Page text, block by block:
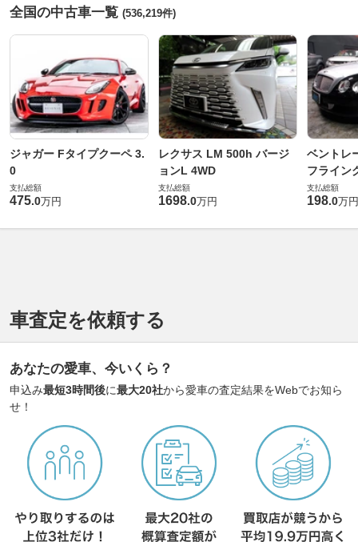
全国の中古車一覧 (536,219件)
ジャガー Fタイプクーペ 3.
0
支払総額
475.0万円
レクサス LM 500h バージ
ョンL 4WD
支払総額
1698.0万円
ベントレ
フライン
支払総額
198.0万円
車査定を依頼する
あなたの愛車、今いくら？
申込み最短3時間後に最大20社から愛車の査定結果をWebでお知ら
せ！